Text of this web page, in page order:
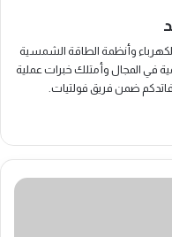
وأنظمة الطاقة الشمسية
في المجال وأمتلك خبرات عملية
ضمن فريق فولتيات.